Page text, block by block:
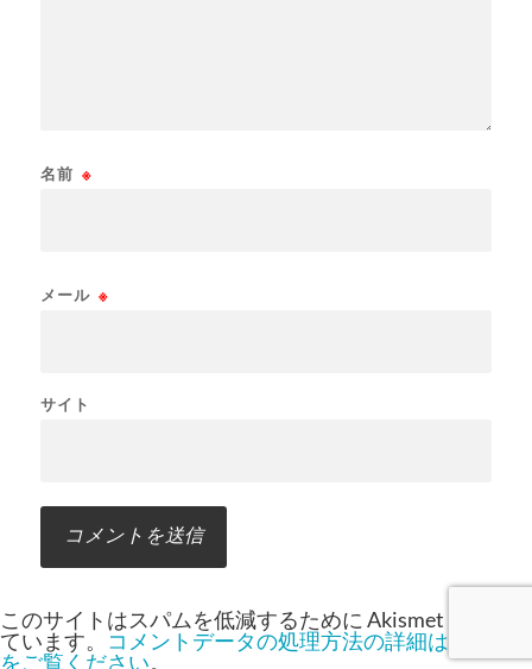
名前 ※
メール ※
サイト
このサイトはスパムを低減するために Akismet を使っ
ています。 コメントデータの処理方法の詳細はこちら
をご覧ください。